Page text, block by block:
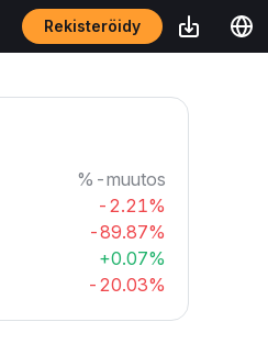
Rekisteröidy
%-muutos
-2.21%
-89.87%
+0.07%
-20.03%